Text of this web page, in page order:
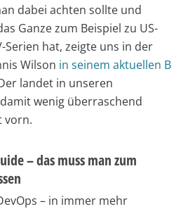
dabei achten sollte und
Ganze zum Beispiel zu US-
Serien hat, zeigte uns in der
Wilson in seinem aktuellen B
landet in unseren
wenig überraschend
vorn.
– das muss man zum
– in immer mehr